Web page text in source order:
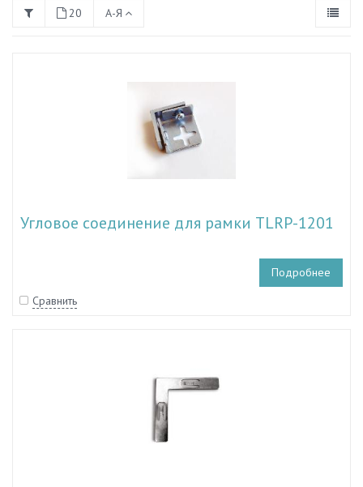
20 А-Я
Угловое соединение для рамки TLRP-1201
Подробнее
Сравнить